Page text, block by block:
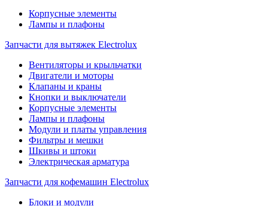
Корпусные элементы
Лампы и плафоны
Запчасти для вытяжек Electrolux
Вентиляторы и крыльчатки
Двигатели и моторы
Клапаны и краны
Кнопки и выключатели
Корпусные элементы
Лампы и плафоны
Модули и платы управления
Фильтры и мешки
Шкивы и штоки
Электрическая арматура
Запчасти для кофемашин Electrolux
Блоки и модули